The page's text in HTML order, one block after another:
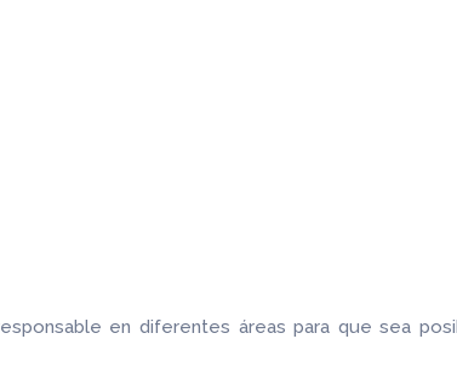
en diferentes áreas para que sea